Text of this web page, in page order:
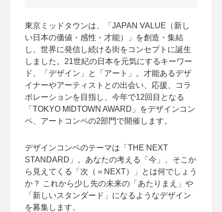
東京ミッドタウンは、「JAPAN VALUE（新し
い日本の価値・感性・才能）」を創造・集結
し、世界に発信し続ける街をコンセプトに誕生
しました。21世紀の日本を元気にするキーワー
ド、「デザイン」と「アート」。才能あるデザ
イナーやアーティストとの出会い、応援、コラ
ボレーションを目指し、今年で12回目となる
「TOKYO MIDTOWN AWARD」をデザインコン
ペ、アートコンペの2部門で開催します。
デザインコンペのテーマは「THE NEXT
STANDARD」。あなたの考える「今」、そこか
ら見えてくる「次（＝NEXT）」とは何でしょう
か？ これから少し先の未来の「あたりまえ」や
「新しいスタンダード」になるようなデザイン
を募集します。